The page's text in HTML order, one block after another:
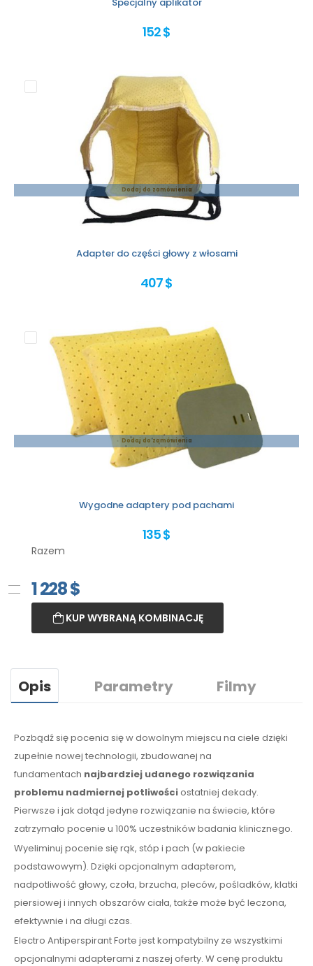
152 $
Dodaj do zamówienia
Adapter do części głowy z włosami
407 $
Dodaj do zamówienia
Wygodne adaptery pod pachami
135 $
Razem
1 228$
KUP WYBRANĄ KOMBINACJĘ
Opis Parametry Filmy
Pozbądź się pocenia się w dowolnym miejscu na ciele dzięki
zupełnie nowej technologii, zbudowanej na
fundamentach najbardziej udanego rozwiązania
problemu nadmiernej potliwościostatniej dekady.
Pierwsze i jak dotąd jedyne rozwiązanie na świecie, które
zatrzymało pocenie u 100% uczestników badania klinicznego.
Wyeliminuj pocenie się rąk, stóp i pach (w pakiecie
podstawowym). Dzięki opcjonalnym adapterom,
nadpotliwość głowy, czoła, brzucha, pleców, pośladków, klatki
piersiowej i innych obszarów ciała, także może być leczona,
efektywnie i na długi czas.
Electro Antiperspirant Forte jest kompatybilny ze wszystkimi
opcjonalnymi adapterami z naszej oferty. W cenęproduktu